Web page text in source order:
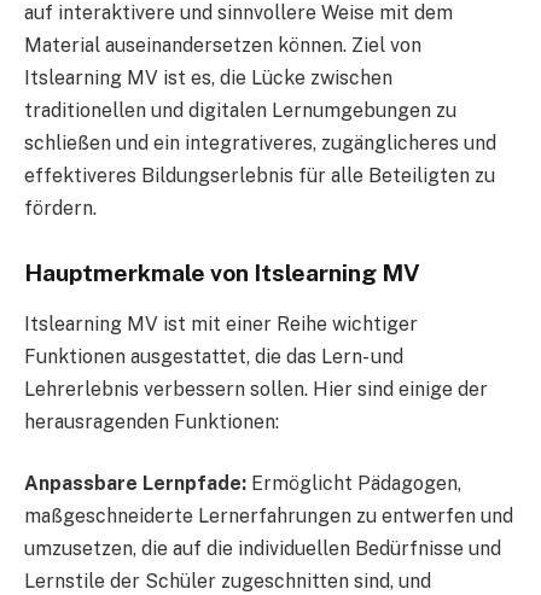
auf interaktivere und sinnvollere Weise mit dem
Material auseinandersetzen können. Ziel von
Itslearning MV ist es, die Lücke zwischen
traditionellen und digitalen Lernumgebungen zu
schließen und ein integrativeres, zugänglicheres und
effektiveres Bildungserlebnis für alle Beteiligten zu
fördern.
Hauptmerkmale von Itslearning MV
Itslearning MV ist mit einer Reihe wichtiger
Funktionen ausgestattet, die das Lern- und
Lehrerlebnis verbessern sollen. Hier sind einige der
herausragenden Funktionen:
Anpassbare Lernpfade: Ermöglicht Pädagogen,
maßgeschneiderte Lernerfahrungen zu entwerfen und
umzusetzen, die auf die individuellen Bedürfnisse und
Lernstile der Schüler zugeschnitten sind, und